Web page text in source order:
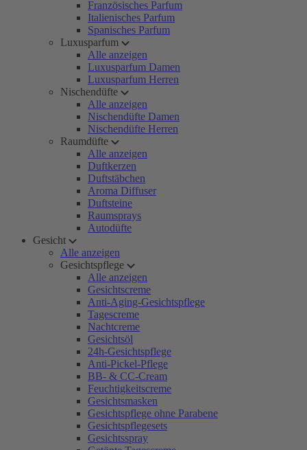
Französisches Parfum
Italienisches Parfum
Spanisches Parfum
Luxusparfum
Alle anzeigen
Luxusparfum Damen
Luxusparfum Herren
Nischendüfte
Alle anzeigen
Nischendüfte Damen
Nischendüfte Herren
Raumdüfte
Alle anzeigen
Duftkerzen
Duftstäbchen
Aroma Diffuser
Duftsteine
Raumsprays
Autodüfte
Gesicht
Alle anzeigen
Gesichtspflege
Alle anzeigen
Gesichtscreme
Anti-Aging-Gesichtspflege
Tagescreme
Nachtcreme
Gesichtsöl
24h-Gesichtspflege
Anti-Pickel-Pflege
BB- & CC-Cream
Feuchtigkeitscreme
Gesichtsmasken
Gesichtspflege ohne Parabene
Gesichtspflegesets
Gesichtsspray